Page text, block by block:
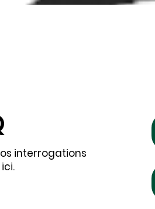
interrogations